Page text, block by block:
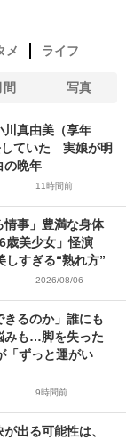
メ ライフ
間 写真
川真由美（享年
していた 実娘が明
の晩年
11時間前
情事」豊満な身体
歳美少女」怪演
しすぎる“熟れ方”
2026/08/06
きるのか」誰にも
みも…脚を失った
「ずっと運がい
9時間前
出る可能性は、